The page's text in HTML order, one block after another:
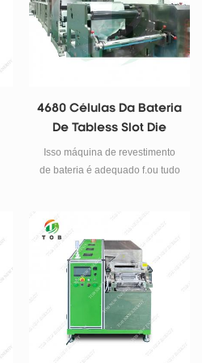
4680 Células Da Bateria
De Tabless Slot Die
Coater Máquina De
Revestimento De
Isso máquina de revestimento
de bateria é adequado f.ou tudo
para 4680 Bateria de mesa
também.